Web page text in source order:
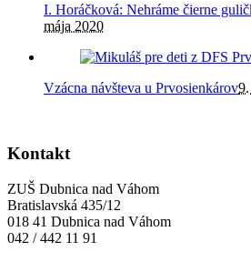
I. Horáčková: Nehráme čierne
mája 2020
Vzácna návšteva u Prvosienkárov
Kontakt
ZUŠ Dubnica nad Váhom
Bratislavská 435/12
018 41 Dubnica nad Váhom
042 / 442 11 91